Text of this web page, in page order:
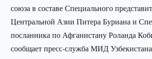
союза в составе Специального
Центральной Азии Питера Буриана и
посланника по Афганистану Роланда
сообщает пресс-служба МИД